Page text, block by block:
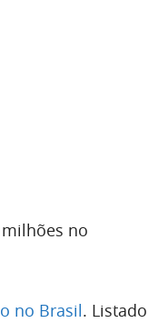
no
no Brasil. Listado